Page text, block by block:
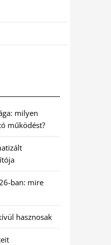
milyen
működést?
ban: mire
hasznosak